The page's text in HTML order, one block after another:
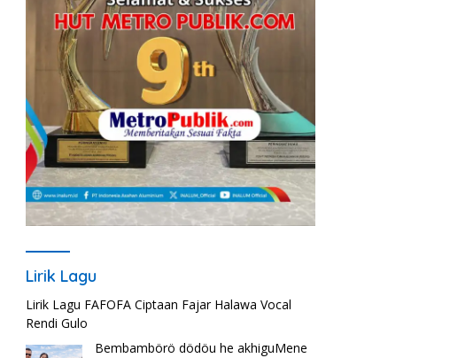
Lirik Lagu
Lirik Lagu FAFOFA Ciptaan Fajar Halawa Vocal
Rendi Gulo
Bembambörö dödöu he akhiguMene